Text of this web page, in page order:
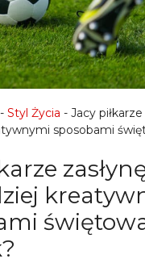
- Styl Życia - Jacy piłkarze
sposobami